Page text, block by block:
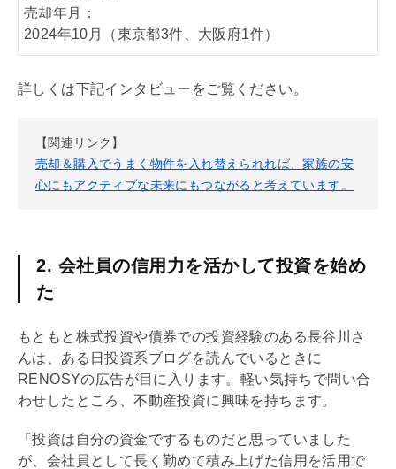
売却年月：
2024年10月（東京都3件、大阪府1件）
詳しくは下記インタビューをご覧ください。
【関連リンク】
売却＆購入でうまく物件を入れ替えられれば、家族の安
心にもアクティブな未来にもつながると考えています。
2. 会社員の信用力を活かして投資を始め
た
もともと株式投資や債券での投資経験のある長谷川さ
んは、ある日投資系ブログを読んでいるときに
RENOSYの広告が目に入ります。軽い気持ちで問い合
わせしたところ、不動産投資に興味を持ちます。
「投資は自分の資金でするものだと思っていました
が、会社員として長く勤めて積み上げた信用を活用で